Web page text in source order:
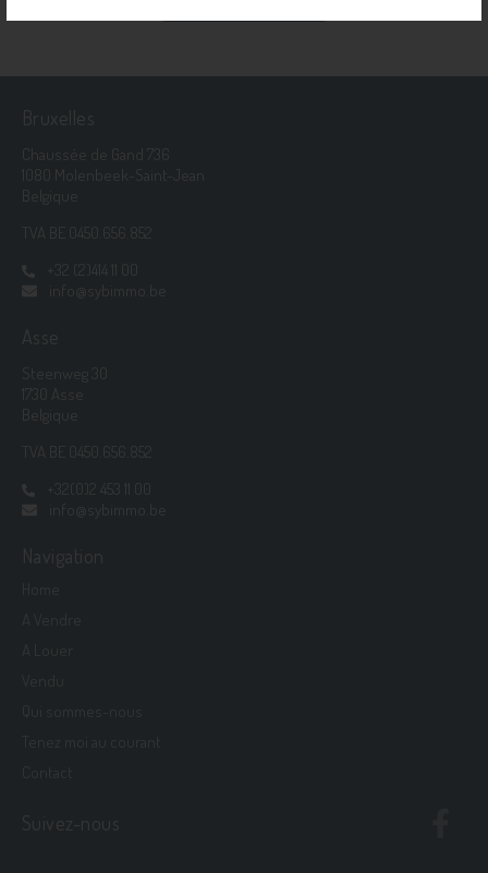
Bruxelles
Chaussée de Gand 736
1080 Molenbeek-Saint-Jean
Belgique
TVA BE 0450.656.852
+32 (2)414 11 00
info@sybimmo.be
Asse
Steenweg 30
1730 Asse
Belgique
TVA BE 0450.656.852
+32(0)2 453 11 00
info@sybimmo.be
Navigation
Suivez-nous